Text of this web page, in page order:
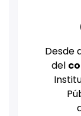
Desde
del